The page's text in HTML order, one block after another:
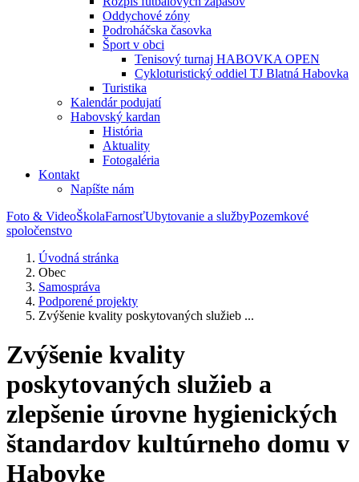
Oddychové zóny
Podroháčska časovka
Šport v obci
Tenisový turnaj HABOVKA OPEN
Cykloturistický oddiel TJ Blatná Habovka
Turistika
Kalendár podujatí
Habovský kardan
História
Aktuality
Fotogaléria
Kontakt
Napíšte nám
Foto & VideoŠkolaFarnosťUbytovanie a službyPozemkové
spoločenstvo
Úvodná stránka
Obec
Samospráva
Podporené projekty
Zvýšenie kvality poskytovaných služieb ...
Zvýšenie kvality
poskytovaných služieb a
zlepšenie úrovne hygienických
štandardov kultúrneho domu v
Habovke